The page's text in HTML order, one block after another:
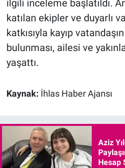
ilgili inceleme başlatıldı.
katılan ekipler ve duyarlı
katkısıyla kayıp
bulunması, ailesi ve
yaşattı.
Kaynak: İhlas Haber Ajansı
Aziz
Hesap